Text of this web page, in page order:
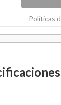
Políticas